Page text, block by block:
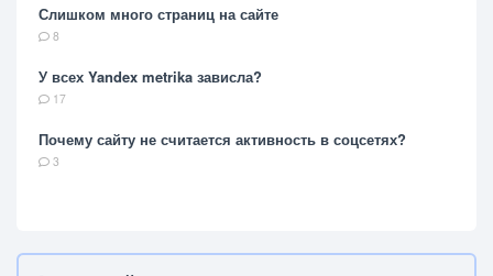
Слишком много страниц на сайте
8
У всех Yandex metrika зависла?
17
Почему сайту не считается активность в соцсетях?
3